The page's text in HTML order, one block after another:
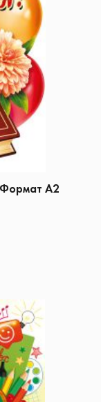
Формат А2